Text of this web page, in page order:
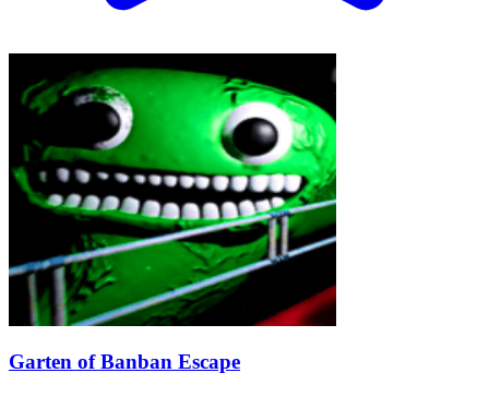
Garten of Banban Escape